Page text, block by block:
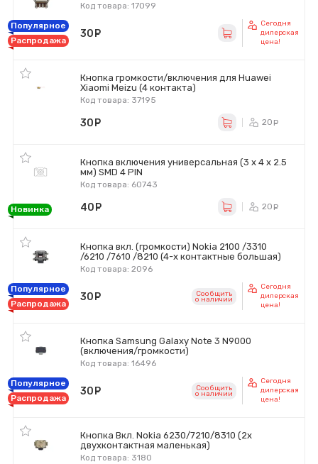
Код товара: 17099
Популярное
Распродажа
30
Сегодня
дилерская
цена!
Кнопка громкости/включения для Huawei
Xiaomi Meizu (4 контакта)
Код товара: 37195
30 20
Кнопка включения универсальная (3 x 4 x 2.5
мм) SMD 4 PIN
Код товара: 60743
Новинка 40 20
Кнопка вкл. (громкости) Nokia 2100 /3310
/6210 /7610 /8210 (4-х контактные большая)
Код товара: 2096
Популярное
Распродажа
30 Сообщить
o наличии
Сегодня
дилерская
цена!
Кнопка Samsung Galaxy Note 3 N9000
(включения/громкости)
Код товара: 16496
Популярное
Распродажа
30 Сообщить
o наличии
Сегодня
дилерская
цена!
Кнопка Вкл. Nokia 6230/7210/8310 (2х
двухконтактная маленькая)
Код товара: 3180